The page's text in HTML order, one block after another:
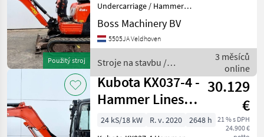
Použitý stroj
Undercarriage / Hammer
Lines Year: 2019 Reference
number: BM007559 Hours:
1.260 Type U10-3 Location
Certificate: CE Avail
Boss Machinery BV
5505JA Veldhoven
Stroje na stavbu /
Kubota
3 měsíců
online
Kubota KX037-4 -
Hammer Lines /
Quick Coupler
30.129
€
21 % s DPH
24.900 €
24 kS/18 kW R. v. 2020
2648 h